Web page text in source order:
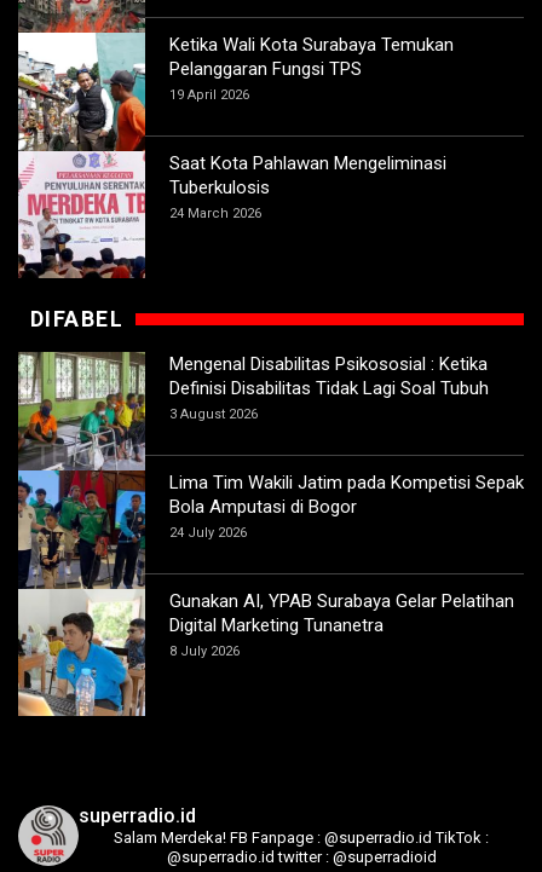
Ketika Wali Kota Surabaya Temukan
Pelanggaran Fungsi TPS
19 April 2026
Saat Kota Pahlawan Mengeliminasi
Tuberkulosis
24 March 2026
DIFABEL
Mengenal Disabilitas Psikososial : Ketika
Definisi Disabilitas Tidak Lagi Soal Tubuh
3 August 2026
Lima Tim Wakili Jatim pada Kompetisi Sepak
Bola Amputasi di Bogor
24 July 2026
Gunakan AI, YPAB Surabaya Gelar Pelatihan
Digital Marketing Tunanetra
8 July 2026
superradio.id
Salam Merdeka! FB Fanpage : @superradio.id TikTok :
@superradio.id twitter : @superradioid